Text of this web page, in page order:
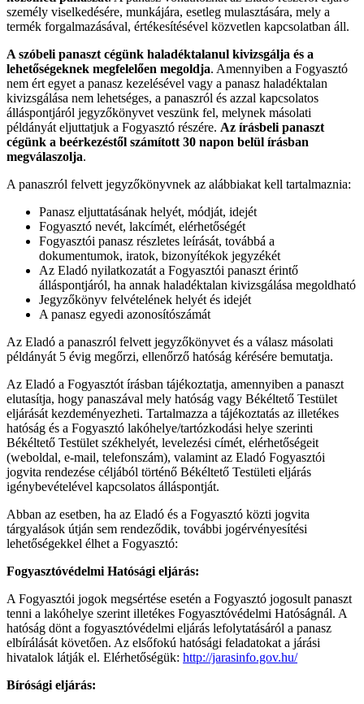
személy viselkedésére, munkájára, esetleg mulasztására, mely a
termék forgalmazásával, értékesítésével közvetlen kapcsolatban áll.
A szóbeli panaszt cégünk haladéktalanul kivizsgálja és a
lehetőségeknek megfelelően megoldja. Amennyiben a Fogyasztó
nem ért egyet a panasz kezelésével vagy a panasz haladéktalan
kivizsgálása nem lehetséges, a panaszról és azzal kapcsolatos
álláspontjáról jegyzőkönyvet veszünk fel, melynek másolati
példányát eljuttatjuk a Fogyasztó részére. Az írásbeli panaszt
cégünk a beérkezéstől számított 30 napon belül írásban
megválaszolja.
A panaszról felvett jegyzőkönyvnek az alábbiakat kell tartalmaznia:
Panasz eljuttatásának helyét, módját, idejét
Fogyasztó nevét, lakcímét, elérhetőségét
Fogyasztói panasz részletes leírását, továbbá a
dokumentumok, iratok, bizonyítékok jegyzékét
Az Eladó nyilatkozatát a Fogyasztói panaszt érintő
álláspontjáról, ha annak haladéktalan kivizsgálása megoldható
Jegyzőkönyv felvételének helyét és idejét
A panasz egyedi azonosítószámát
Az Eladó a panaszról felvett jegyzőkönyvet és a válasz másolati
példányát 5 évig megőrzi, ellenőrző hatóság kérésére bemutatja.
Az Eladó a Fogyasztót írásban tájékoztatja, amennyiben a panaszt
elutasítja, hogy panaszával mely hatóság vagy Békéltető Testület
eljárását kezdeményezheti. Tartalmazza a tájékoztatás az illetékes
hatóság és a Fogyasztó lakóhelye/tartózkodási helye szerinti
Békéltető Testület székhelyét, levelezési címét, elérhetőségeit
(weboldal, e-mail, telefonszám), valamint az Eladó Fogyasztói
jogvita rendezése céljából történő Békéltető Testületi eljárás
igénybevételével kapcsolatos álláspontját.
Abban az esetben, ha az Eladó és a Fogyasztó közti jogvita
tárgyalások útján sem rendeződik, további jogérvényesítési
lehetőségekkel élhet a Fogyasztó:
Fogyasztóvédelmi Hatósági eljárás:
A Fogyasztói jogok megsértése esetén a Fogyasztó jogosult panaszt
tenni a lakóhelye szerint illetékes Fogyasztóvédelmi Hatóságnál. A
hatóság dönt a fogyasztóvédelmi eljárás lefolytatásáról a panasz
elbírálását követően. Az elsőfokú hatósági feladatokat a járási
hivatalok látják el. Elérhetőségük: http://jarasinfo.gov.hu/
Bírósági eljárás: